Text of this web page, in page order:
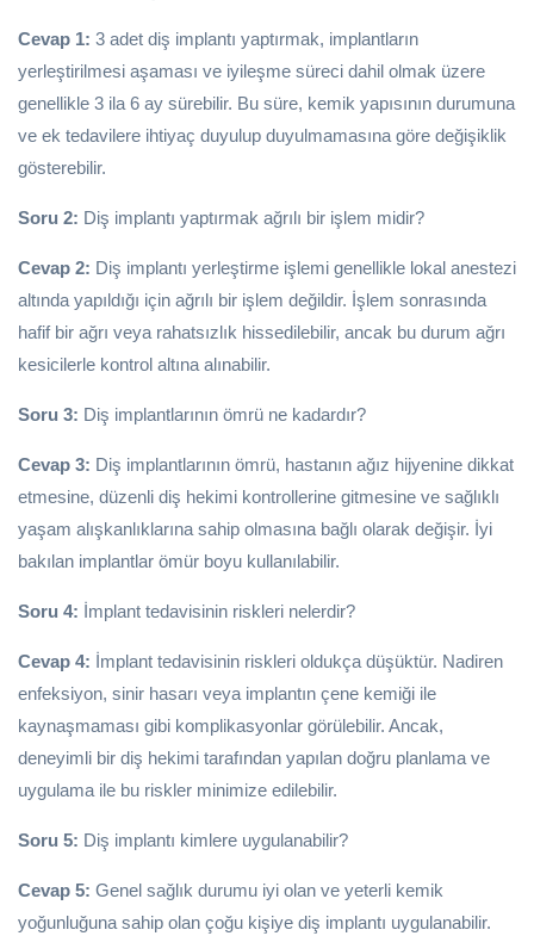
Cevap 1: 3 adet diş implantı yaptırmak, implantların
yerleştirilmesi aşaması ve iyileşme süreci dahil olmak üzere
genellikle 3 ila 6 ay sürebilir. Bu süre, kemik yapısının durumuna
ve ek tedavilere ihtiyaç duyulup duyulmamasına göre değişiklik
gösterebilir.
Soru 2: Diş implantı yaptırmak ağrılı bir işlem midir?
Cevap 2: Diş implantı yerleştirme işlemi genellikle lokal anestezi
altında yapıldığı için ağrılı bir işlem değildir. İşlem sonrasında
hafif bir ağrı veya rahatsızlık hissedilebilir, ancak bu durum ağrı
kesicilerle kontrol altına alınabilir.
Soru 3: Diş implantlarının ömrü ne kadardır?
Cevap 3: Diş implantlarının ömrü, hastanın ağız hijyenine dikkat
etmesine, düzenli diş hekimi kontrollerine gitmesine ve sağlıklı
yaşam alışkanlıklarına sahip olmasına bağlı olarak değişir. İyi
bakılan implantlar ömür boyu kullanılabilir.
Soru 4: İmplant tedavisinin riskleri nelerdir?
Cevap 4: İmplant tedavisinin riskleri oldukça düşüktür. Nadiren
enfeksiyon, sinir hasarı veya implantın çene kemiği ile
kaynaşmaması gibi komplikasyonlar görülebilir. Ancak,
deneyimli bir diş hekimi tarafından yapılan doğru planlama ve
uygulama ile bu riskler minimize edilebilir.
Soru 5: Diş implantı kimlere uygulanabilir?
Cevap 5: Genel sağlık durumu iyi olan ve yeterli kemik
yoğunluğuna sahip olan çoğu kişiye diş implantı uygulanabilir.